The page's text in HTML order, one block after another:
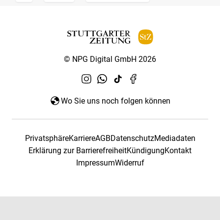
© NPG Digital GmbH 2026
Wo Sie uns noch folgen können
PrivatsphäreKarriereAGBDatenschutzMediadaten
Erklärung zur BarrierefreiheitKündigungKontakt
ImpressumWiderruf